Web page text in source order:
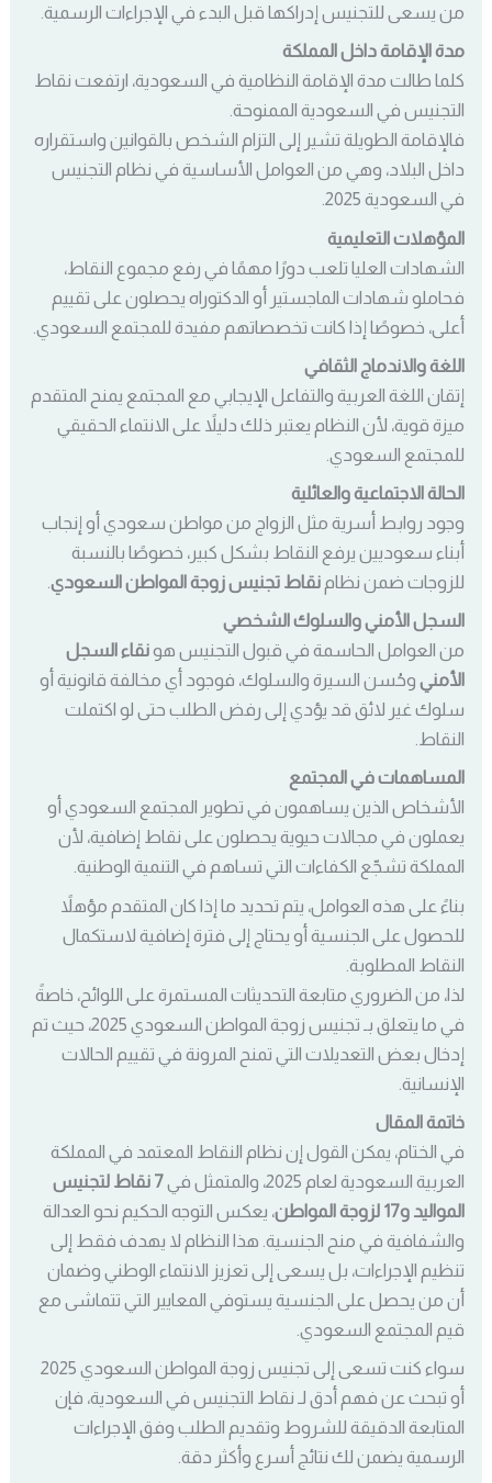
من يسعى للتجنيس إدراكها قبل البدء في الإجراءات الرسمية.
مدة الإقامة داخل المملكة
كلما طالت مدة الإقامة النظامية في السعودية، ارتفعت نقاط
التجنيس في السعودية الممنوحة.
فالإقامة الطويلة تشير إلى التزام الشخص بالقوانين واستقراره
داخل البلاد، وهي من العوامل الأساسية في نظام التجنيس
في السعودية 2025.
المؤهلات التعليمية
الشهادات العليا تلعب دورًا مهمًا في رفع مجموع النقاط،
فحاملو شهادات الماجستير أو الدكتوراه يحصلون على تقييم
أعلى، خصوصًا إذا كانت تخصصاتهم مفيدة للمجتمع السعودي.
اللغة والاندماج الثقافي
إتقان اللغة العربية والتفاعل الإيجابي مع المجتمع يمنح المتقدم
ميزة قوية، لأن النظام يعتبر ذلك دليلاً على الانتماء الحقيقي
للمجتمع السعودي.
الحالة الاجتماعية والعائلية
وجود روابط أسرية مثل الزواج من مواطن سعودي أو إنجاب
أبناء سعوديين يرفع النقاط بشكل كبير، خصوصًا بالنسبة
للزوجات ضمن نظامنقاط تجنيس زوجة المواطن السعودي
السجل الأمني والسلوك الشخصي
من العوامل الحاسمة في قبول التجنيس هونقاء السجل
الأمني وحُسن السيرة والسلوك، فوجود أي مخالفة قانونية أو
سلوك غير لائق قد يؤدي إلى رفض الطلب حتى لو اكتملت
النقاط.
المساهمات في المجتمع
الأشخاص الذين يساهمون في تطوير المجتمع السعودي أو
يعملون في مجالات حيوية يحصلون على نقاط إضافية، لأن
المملكة تشجّع الكفاءات التي تساهم في التنمية الوطنية.
بناءً على هذه العوامل، يتم تحديد ما إذا كان المتقدم مؤهلاً
للحصول على الجنسية أو يحتاج إلى فترة إضافية لاستكمال
النقاط المطلوبة.
لذا، من الضروري متابعة التحديثات المستمرة على اللوائح، خاصةً
في ما يتعلق بـ تجنيس زوجة المواطن السعودي 2025، حيث تم
إدخال بعض التعديلات التي تمنح المرونة في تقييم الحالات
الإنسانية.
خاتمة المقال
في الختام، يمكن القول إن نظام النقاط المعتمد في المملكة
العربية السعودية لعام 2025، والمتمثل في
7 نقاط لتجنيس
المواليد و17 لزوجة المواطن
، يعكس التوجه الحكيم نحو العدالة
والشفافية في منح الجنسية. هذا النظام لا يهدف فقط إلى
تنظيم الإجراءات، بل يسعى إلى تعزيز الانتماء الوطني وضمان
أن من يحصل على الجنسية يستوفي المعايير التي تتماشى مع
قيم المجتمع السعودي.
سواء كنت تسعى إلى تجنيس زوجة المواطن السعودي 2025
أو تبحث عن فهم أدق لـ نقاط التجنيس في السعودية، فإن
المتابعة الدقيقة للشروط وتقديم الطلب وفق الإجراءات
الرسمية يضمن لك نتائج أسرع وأكثر دقة.